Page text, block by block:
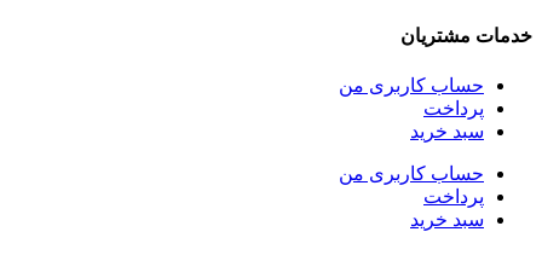
خدمات مشتریان
حساب کاربری من
پرداخت
سبد خرید
حساب کاربری من
پرداخت
سبد خرید